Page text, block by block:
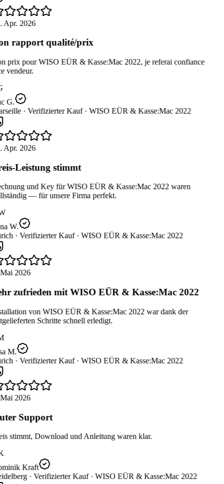
Apr. 2026
rapport qualité/prix
prix pour WISO EÜR & Kasse:Mac 2022, je referai confiance
vendeur.
G.
· Verifizierter Kauf · WISO EÜR & Kasse:Mac 2022
Apr. 2026
Leistung stimmt
und Key für WISO EÜR & Kasse:Mac 2022 waren
— für unsere Firma perfekt.
W.
· Verifizierter Kauf · WISO EÜR & Kasse:Mac 2022
2026
zufrieden mit WISO EÜR & Kasse:Mac 2022
von WISO EÜR & Kasse:Mac 2022 war dank der
Schritte schnell erledigt.
M.
· Verifizierter Kauf · WISO EÜR & Kasse:Mac 2022
2026
Support
stimmt, Download und Anleitung waren klar.
Kraft
· Verifizierter Kauf · WISO EÜR & Kasse:Mac 2022